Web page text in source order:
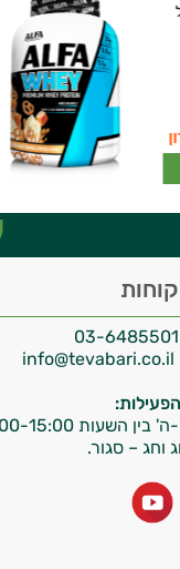
03-6485501
השעות 09:00-15:00
וחג – סגור.